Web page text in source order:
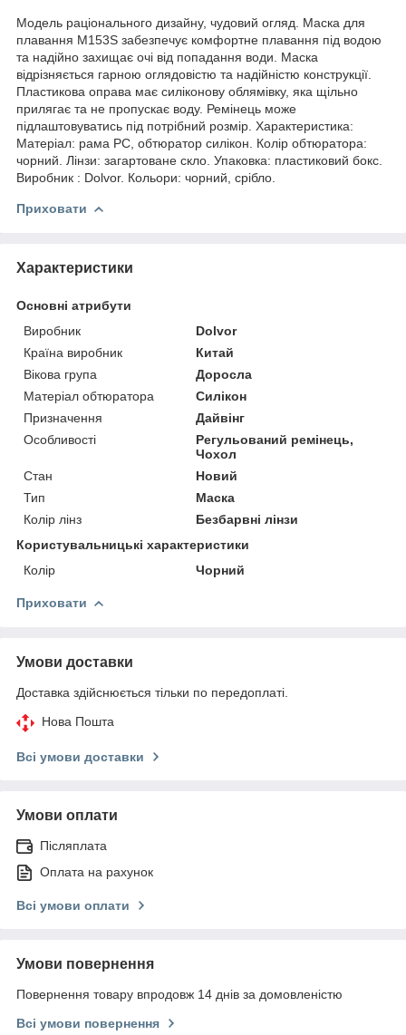
Модель раціонального дизайну, чудовий огляд. Маска для
плавання М153S забезпечує комфортне плавання під водою
та надійно захищає очі від попадання води. Маска
відрізняється гарною оглядовістю та надійністю конструкції.
Пластикова оправа має силіконову облямівку, яка щільно
прилягає та не пропускає воду. Ремінець може
підлаштовуватись під потрібний розмір. Характеристика:
Матеріал: рама PC, обтюратор силікон. Колір обтюратора:
чорний. Лінзи: загартоване скло. Упаковка: пластиковий бокс.
Виробник : Dolvor. Кольори: чорний, срібло.
Приховати
Характеристики
Основні атрибути
Виробник
Dolvor
Країна виробник
Китай
Вікова група
Доросла
Матеріал обтюратора
Силікон
Призначення
Дайвінг
Особливості
Регульований ремінець,
Чохол
Стан
Новий
Тип
Маска
Колір лінз
Безбарвні лінзи
Користувальницькі характеристики
Колір
Чорний
Приховати
Умови доставки
Доставка здійснюється тільки по передоплаті.
Нова Пошта
Всі умови доставки
Умови оплати
Післяплата
Оплата на рахунок
Всі умови оплати
Умови повернення
Повернення товару впродовж 14 днів за домовленістю
Всі умови повернення